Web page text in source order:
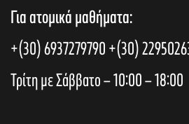
Για ατομικά μαθήματα:
+(30) 6937279790+(30)
Τρίτη με Σάββατο – 10:00 – 18:00